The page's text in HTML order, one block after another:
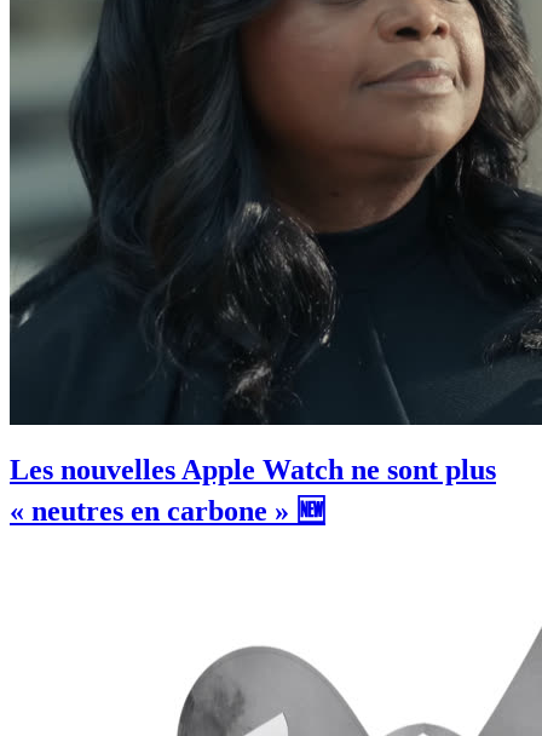
Les nouvelles Apple Watch ne sont plus
« neutres en carbone » 🆕